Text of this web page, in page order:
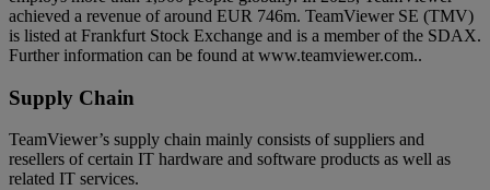
achieved a revenue of around EUR 746m. TeamViewer SE (TMV)
is listed at Frankfurt Stock Exchange and is a member of the SDAX.
Further information can be found at www.teamviewer.com..
Supply Chain
TeamViewer’s supply chain mainly consists of suppliers and
resellers of certain IT hardware and software products as well as
related IT services.